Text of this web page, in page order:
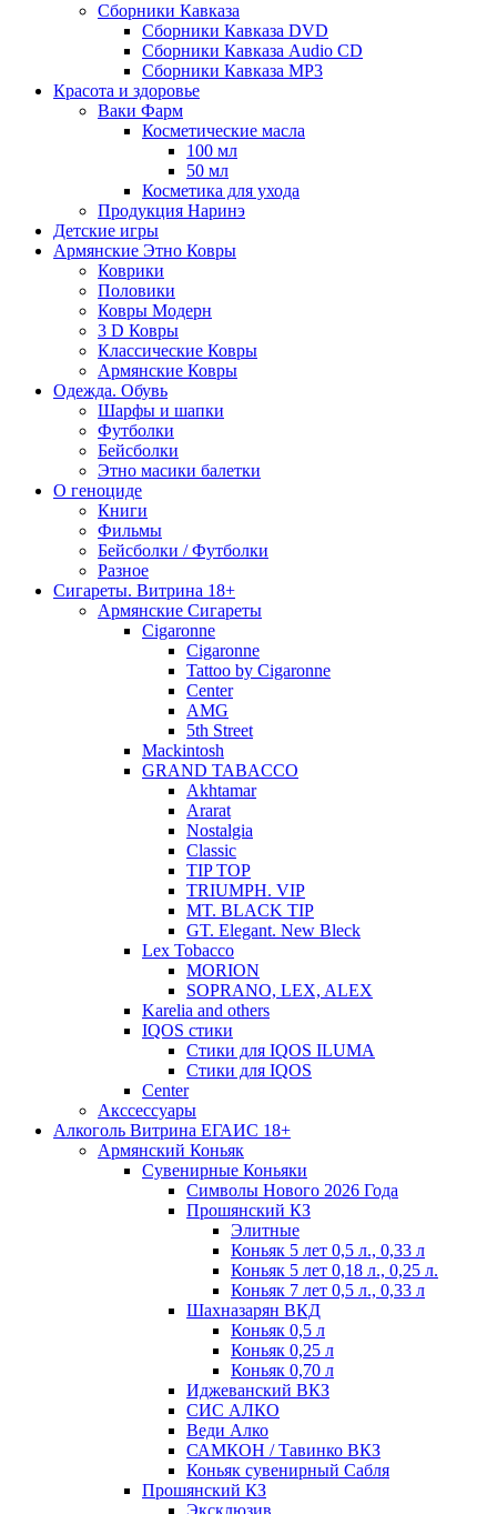
Сборники Кавказа
Сборники Кавказа DVD
Сборники Кавказа Audio CD
Сборники Кавказа MP3
Красота и здоровье
Ваки Фарм
Косметические масла
100 мл
50 мл
Косметика для ухода
Продукция Наринэ
Детские игры
Армянские Этно Ковры
Коврики
Половики
Ковры Модерн
3 D Ковры
Классические Ковры
Армянские Ковры
Одежда. Обувь
Шарфы и шапки
Футболки
Бейсболки
Этно масики балетки
О геноциде
Книги
Фильмы
Бейсболки / Футболки
Разное
Сигареты. Витрина 18+
Армянские Сигареты
Cigaronne
Cigaronne
Tattoo by Cigaronne
Center
AMG
5th Street
Mackintosh
GRAND TABACCO
Akhtamar
Ararat
Nostalgia
Classic
TIP TOP
TRIUMPH. VIP
MT. BLACK TIP
GT. Elegant. New Bleck
Lex Tobacco
MORION
SOPRANO, LEX, ALEX
Karelia and others
IQOS стики
Стики для IQOS ILUMA
Стики для IQOS
Сenter
Акссессуары
Алкоголь Витрина ЕГАИС 18+
Армянский Коньяк
Сувенирные Коньяки
Символы Нового 2026 Года
Прошянский КЗ
Элитные
Коньяк 5 лет 0,5 л., 0,33 л
Коньяк 5 лет 0,18 л., 0,25 л.
Коньяк 7 лет 0,5 л., 0,33 л
Шахназарян ВКД
Коньяк 0,5 л
Коньяк 0,25 л
Коньяк 0,70 л
Иджеванский ВКЗ
СИС АЛКО
Веди Алко
САМКОН / Тавинко ВКЗ
Коньяк сувенирный Сабля
Прошянский КЗ
Эксклюзив